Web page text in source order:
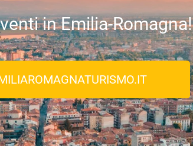
in Emilia-Romagna!